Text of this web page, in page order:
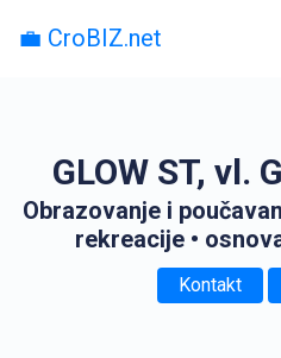
💼 CroBIZ.net
GLOW ST, vl.
Obrazovanje i
rekreacije •
Kontakt